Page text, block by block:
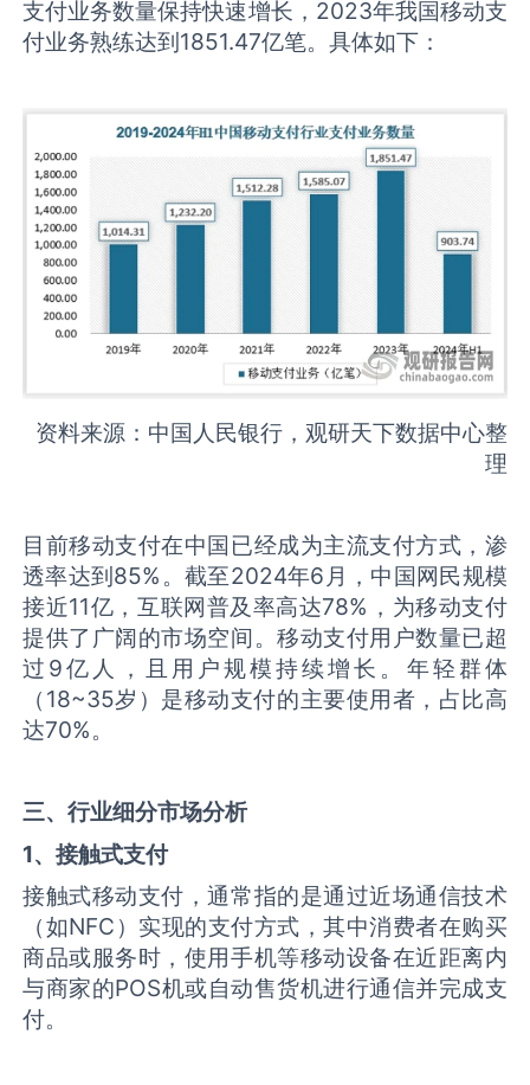
支付业务数量保持快速增长，2023年我国移动支
付业务熟练达到1851.47亿笔。具体如下：
资料来源：中国人民银行，观研天下数据中心整
理
目前移动支付在中国已经成为主流支付方式，渗
透率达到85%。截至2024年6月，中国网民规模
接近11亿，互联网普及率高达78%，为移动支付
提供了广阔的市场空间。移动支付用户数量已超
过9亿人，且用户规模持续增长。年轻群体
（18~35岁）是移动支付的主要使用者，占比高
达70%。
三、行业细分市场分析
1、接触式支付
接触式移动支付，通常指的是通过近场通信技术
（如NFC）实现的支付方式，其中消费者在购买
商品或服务时，使用手机等移动设备在近距离内
与商家的POS机或自动售货机进行通信并完成支
付。